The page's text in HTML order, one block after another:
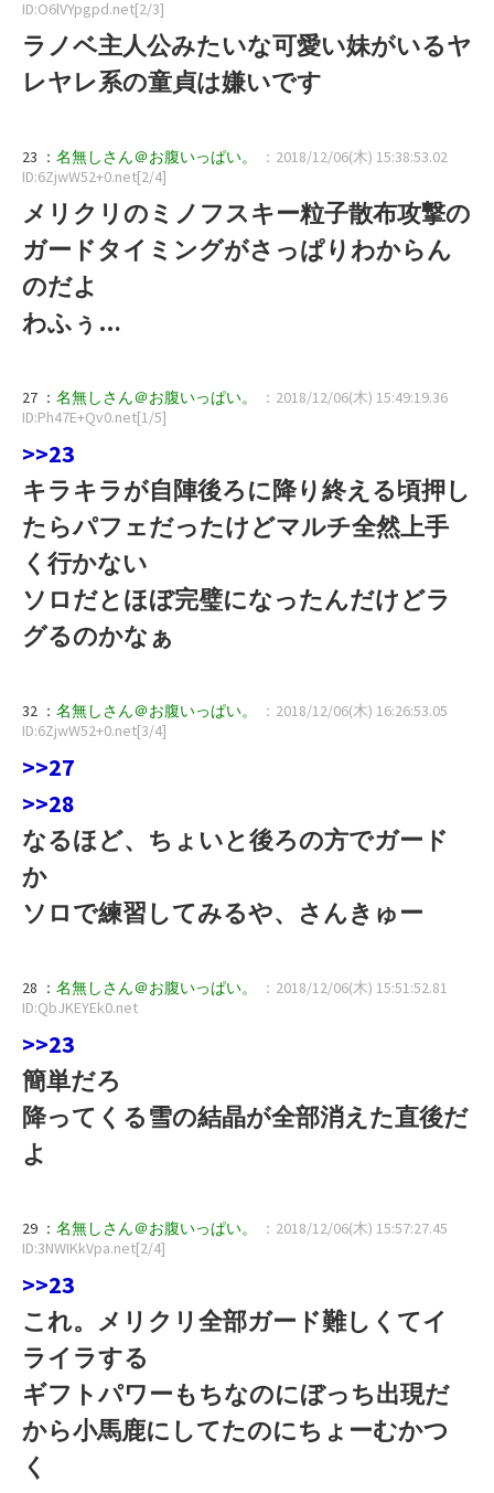
ID:O6lVYpgpd.net[2/3]
ラノベ主人公みたいな可愛い妹がいるヤ
レヤレ系の童貞は嫌いです
23 ： 名無しさん＠お腹いっぱい。
：2018/12/06(木) 15:38:53.02
ID:6ZjwW52+0.net[2/4]
メリクリのミノフスキー粒子散布攻撃の
ガードタイミングがさっぱりわからん
のだよ
わふぅ…
27 ： 名無しさん＠お腹いっぱい。
：2018/12/06(木) 15:49:19.36
ID:Ph47E+Qv0.net[1/5]
>>23
キラキラが自陣後ろに降り終える頃押し
たらパフェだったけどマルチ全然上手
く行かない
ソロだとほぼ完璧になったんだけどラ
グるのかなぁ
32 ： 名無しさん＠お腹いっぱい。
：2018/12/06(木) 16:26:53.05
ID:6ZjwW52+0.net[3/4]
>>27
>>28
なるほど、ちょいと後ろの方でガード
か
ソロで練習してみるや、さんきゅー
28 ： 名無しさん＠お腹いっぱい。
：2018/12/06(木) 15:51:52.81
ID:QbJKEYEk0.net
>>23
簡単だろ
降ってくる雪の結晶が全部消えた直後だ
よ
29 ： 名無しさん＠お腹いっぱい。
：2018/12/06(木) 15:57:27.45
ID:3NWIKkVpa.net[2/4]
>>23
これ。メリクリ全部ガード難しくてイ
ライラする
ギフトパワーもちなのにぼっち出現だ
から小馬鹿にしてたのにちょーむかつ
く